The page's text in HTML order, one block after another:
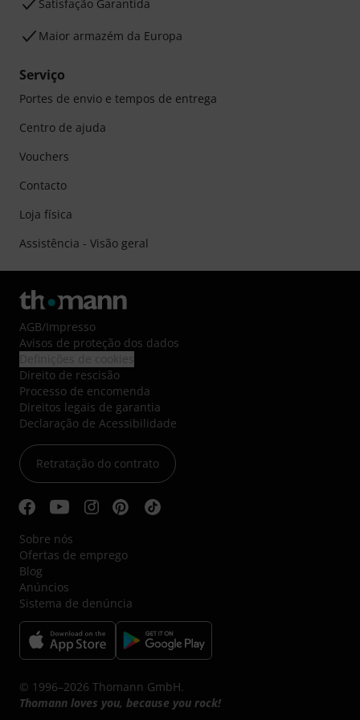
Satisfação Garantida
Maior armazém da Europa
Serviço
Portes de envio e tempos de entrega
Centro de ajuda
Vouchers
Contacto
Loja física
Assistência - Visão geral
AGB/Impresso
Avisos de proteção dos dados
Direito de rescisão
Processo de encomenda
Direitos legais de garantia
Declaração de Acessibilidade
Retratação do contrato
Sobre nós
Ofertas de emprego
Blog
Anúncios
Sistema de denúncia
© 1996–2026 Thomann GmbH.
Thomann loves you, because you rock!